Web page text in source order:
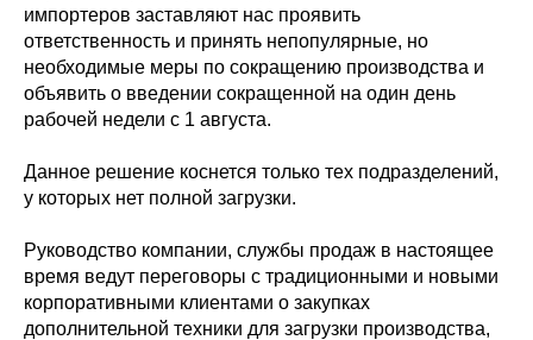
импортеров заставляют нас проявить
ответственность и принять непопулярные, но
необходимые меры по сокращению производства и
объявить о введении сокращенной на один день
рабочей недели с 1 августа.
Данное решение коснется только тех подразделений,
у которых нет полной загрузки.
Руководство компании, службы продаж в настоящее
время ведут переговоры с традиционными и новыми
корпоративными клиентами о закупках
дополнительной техники для загрузки производства,